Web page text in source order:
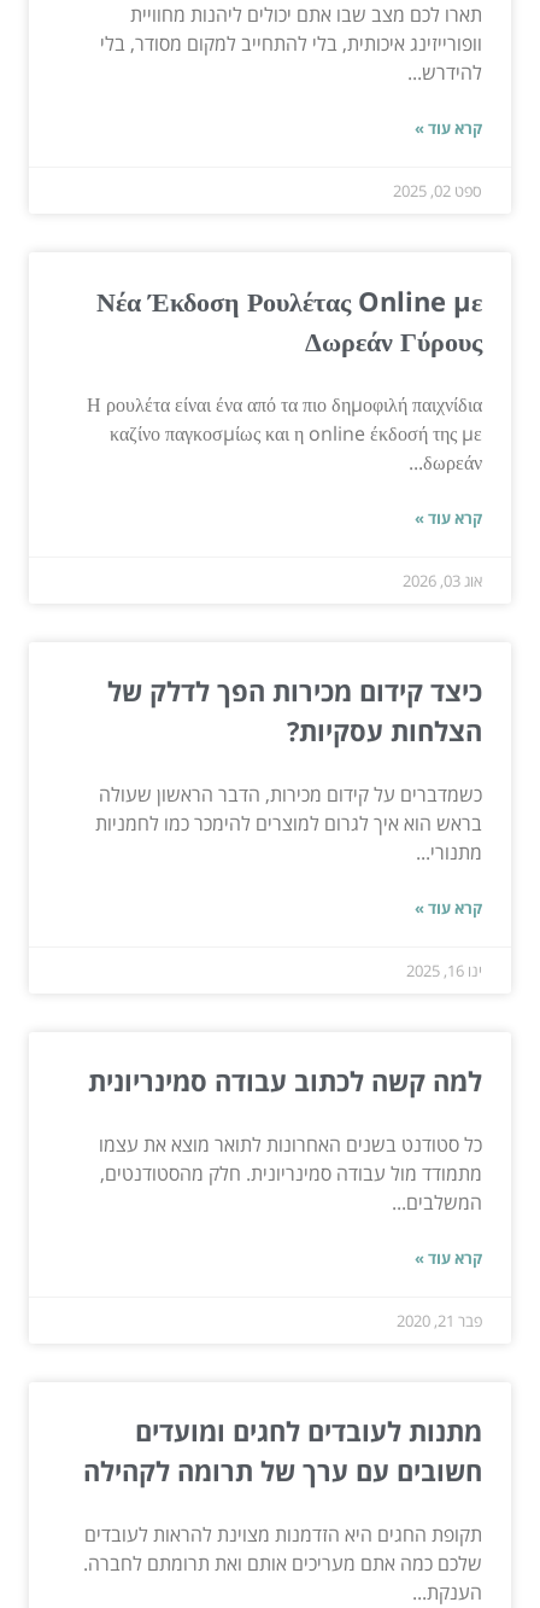
תארו לכם מצב שבו אתם יכולים ליהנות מחוויית
וופורייזינג איכותית, בלי להתחייב למקום מסודר, בלי
להידרש...
קרא עוד »
ספט 02, 2025
Νέα Έκδοση Ρουλέτας Online με
Δωρεάν Γύρους
Η ρουλέτα είναι ένα από τα πιο δημοφιλή παιχνίδια
καζίνο παγκοσμίως και η online έκδοσή της με
δωρεάν...
קרא עוד »
אוג 03, 2026
כיצד קידום מכירות הפך לדלק של
הצלחות עסקיות?
כשמדברים על קידום מכירות, הדבר הראשון שעולה
בראש הוא איך לגרום למוצרים להימכר כמו לחמניות
מתנורי...
קרא עוד »
ינו 16, 2025
למה קשה לכתוב עבודה סמינריונית
כל סטודנט בשנים האחרונות לתואר מוצא את עצמו
מתמודד מול עבודה סמינריונית. חלק מהסטודנטים,
המשלבים...
קרא עוד »
פבר 21, 2020
מתנות לעובדים לחגים ומועדים
חשובים עם ערך של תרומה לקהילה
תקופת החגים היא הזדמנות מצוינת להראות לעובדים
שלכם כמה אתם מעריכים אותם ואת תרומתם לחברה.
הענקת...